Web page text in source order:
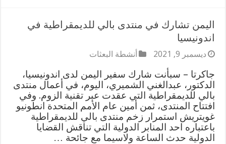
اليمن تشارك في منتدى بالي للديمقراطية في
اندونيسيا
ديسمبر 9, 2021 أنشطة البعثات
جاكرتا – سبأنت شارك سفير اليمن لدى اندونيسيا،
الدكتور، عبدالغني الشميري، اليوم، في أعمال منتدى
بالي للديمقراطية التي عقدت عبر تقنية الزوم. وفي
افتتاح المنتدى، ثمن أمين عام الأمم المتحدة انطونيو
غويتريش استمرار زخم منتدى بالي للديمقراطية
باعتباره احد المنابر الدولية التي تناقش القضايا
الدولية حدث الساعة ولاسيما مع جائحة …